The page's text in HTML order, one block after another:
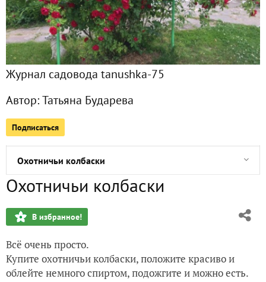
Журнал садовода tanushka-75
Автор:Татьяна Бударева
Подписаться
Главная
Все публикации 1
Фото
Сейчас обсуждают
Охотничьи колбаски
Охотничьи колбаски
В избранное!
Всё очень просто.
Купите охотничьи колбаски, положите красиво и
облейте немного спиртом, подожгите и можно есть.